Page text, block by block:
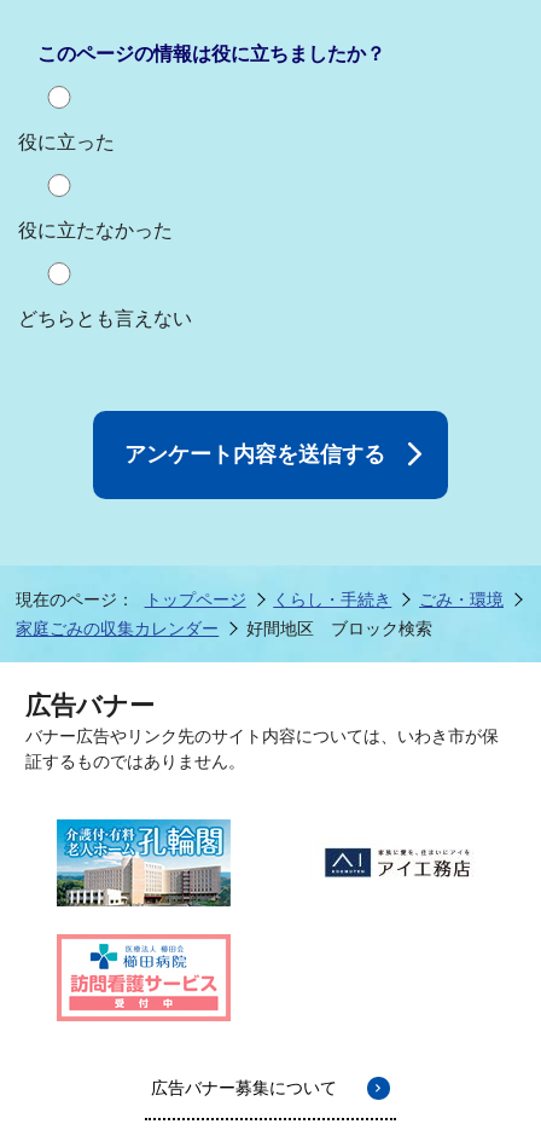
このページの情報は役に立ちましたか？
役に立った
役に立たなかった
どちらとも言えない
現在のページ： トップページ くらし・手続き
ごみ・環境
家庭ごみの収集カレンダー
好間地区 ブロック検索
広告バナー
バナー広告やリンク先のサイト内容については、いわき市が保
証するものではありません。
広告バナー募集について